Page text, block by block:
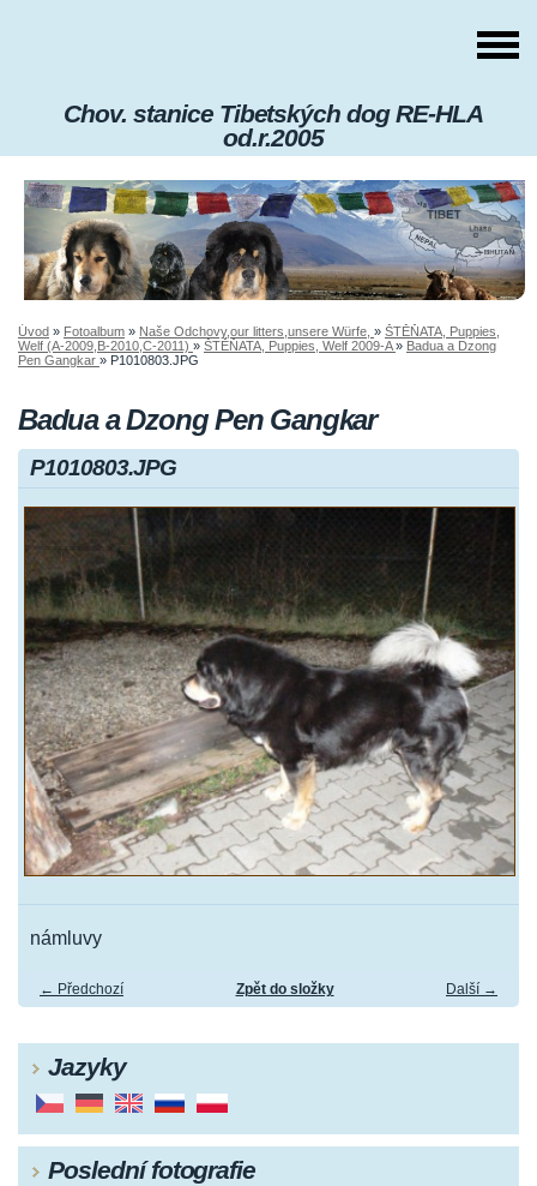
Chov. stanice Tibetských dog RE-HLA
od.r.2005
Úvod » Fotoalbum » Naše Odchovy,our litters,unsere Würfe, » ŠTĚŇATA, Puppies,
Welf (A-2009,B-2010,C-2011) » ŠTĚŇATA, Puppies, Welf 2009-A» Badua a Dzong
Pen Gangkar » P1010803.JPG
Badua a Dzong Pen Gangkar
P1010803.JPG
námluvy
← Předchozí Další →
Zpět do složky
Jazyky
Poslední fotografie